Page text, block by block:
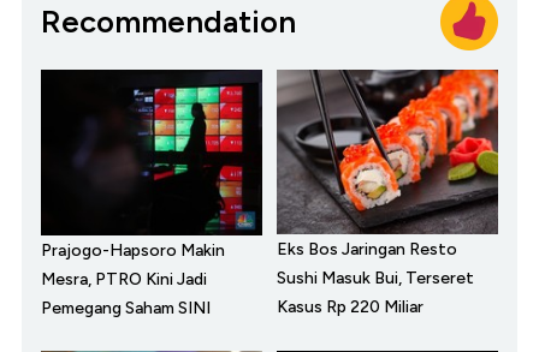
Recommendation
Prajogo-Hapsoro Makin
Mesra, PTRO Kini Jadi
Pemegang Saham SINI
Eks Bos Jaringan Resto
Sushi Masuk Bui, Terseret
Kasus Rp 220 Miliar